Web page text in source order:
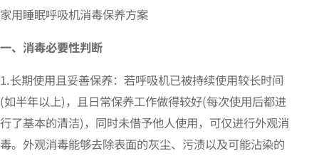
家用睡眠呼吸机消毒保养方案
一、消毒必要性判断
1.长期使用且妥善保养：若呼吸机已被持续使用较长时间
(如半年以上)，且日常保养工作做得较好(每次使用后都进
行了基本的清洁)，同时未借予他人使用，可仅进行外观消
毒。外观消毒能够去除表面的灰尘、污渍以及可能沾染的